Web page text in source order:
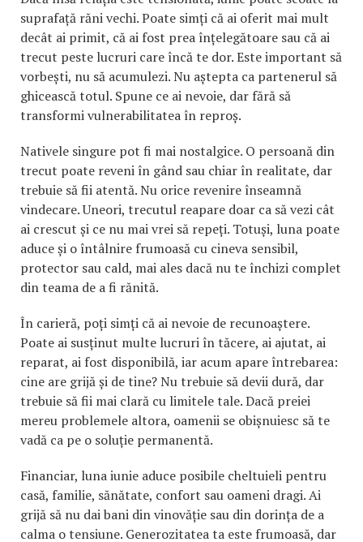
suprafață răni vechi. Poate simți că ai oferit mai mult
decât ai primit, că ai fost prea înțelegătoare sau că ai
trecut peste lucruri care încă te dor. Este important să
vorbești, nu să acumulezi. Nu aștepta ca partenerul să
ghicească totul. Spune ce ai nevoie, dar fără să
transformi vulnerabilitatea în reproș.
Nativele singure pot fi mai nostalgice. O persoană din
trecut poate reveni în gând sau chiar în realitate, dar
trebuie să fii atentă. Nu orice revenire înseamnă
vindecare. Uneori, trecutul reapare doar ca să vezi cât
ai crescut și ce nu mai vrei să repeți. Totuși, luna poate
aduce și o întâlnire frumoasă cu cineva sensibil,
protector sau cald, mai ales dacă nu te închizi complet
din teama de a fi rănită.
În carieră, poți simți că ai nevoie de recunoaștere.
Poate ai susținut multe lucruri în tăcere, ai ajutat, ai
reparat, ai fost disponibilă, iar acum apare întrebarea:
cine are grijă și de tine? Nu trebuie să devii dură, dar
trebuie să fii mai clară cu limitele tale. Dacă preiei
mereu problemele altora, oamenii se obișnuiesc să te
vadă ca pe o soluție permanentă.
Financiar, luna iunie aduce posibile cheltuieli pentru
casă, familie, sănătate, confort sau oameni dragi. Ai
grijă să nu dai bani din vinovăție sau din dorința de a
calma o tensiune. Generozitatea ta este frumoasă, dar